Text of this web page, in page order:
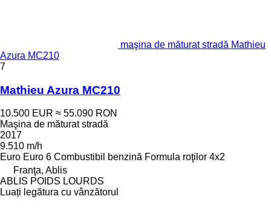
maşina de măturat stradă Mathieu
Azura MC210
7
Mathieu Azura MC210
10.500 EUR ≈ 55.090 RON
Maşina de măturat stradă
2017
9.510 m/h
Euro Euro 6 Combustibil benzină Formula roţilor 4x2
Franţa, Ablis
ABLIS POIDS LOURDS
Luați legătura cu vânzătorul